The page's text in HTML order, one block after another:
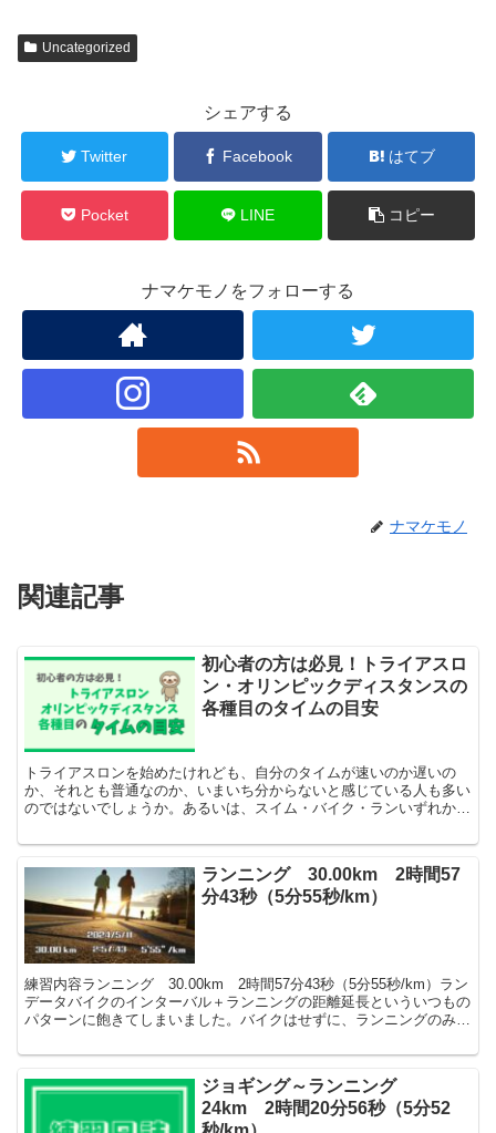
Uncategorized
シェアする
Twitter Facebook はてブ
Pocket LINE コピー
ナマケモノをフォローする
ナマケモノ
関連記事
初心者の方は必見！トライアスロ
ン・オリンピックディスタンスの
各種目のタイムの目安
トライアスロンを始めたけれども、自分のタイムが速いのか遅いの
か、それとも普通なのか、いまいち分からないと感じている人も多い
のではないでしょうか。あるいは、スイム・バイク・ランいずれかを
ランニング 30.00km 2時間57
分43秒（5分55秒/km）
練習内容ランニング 30.00km 2時間57分43秒（5分55秒/km）ラン
データバイクのインターバル＋ランニングの距離延長といういつもの
パターンに飽きてしまいました。バイクはせずに、ランニングのみ。
ジョギング～ランニング
24km 2時間20分56秒（5分52